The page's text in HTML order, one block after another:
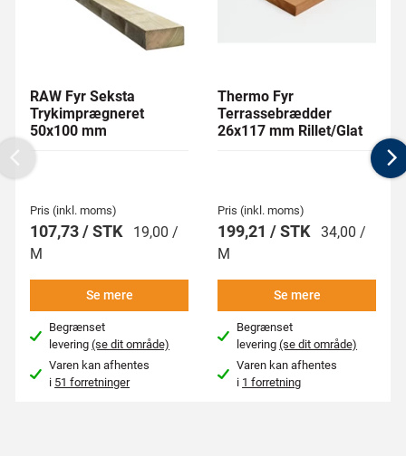
RAW Fyr Seksta
Trykimprægneret
50x100 mm
Pris (inkl. moms)
107,73 / STK
19,00 /
M
Se mere
Begrænset
levering(se dit område)
Varen kan afhentes
i 51 forretninger
Thermo Fyr
Terrassebrædder
26x117 mm Rillet/Glat
Pris (inkl. moms)
199,21 / STK 34,00 /
M
Se mere
Begrænset
levering(se dit område)
Varen kan afhentes
i 1 forretning
Previous